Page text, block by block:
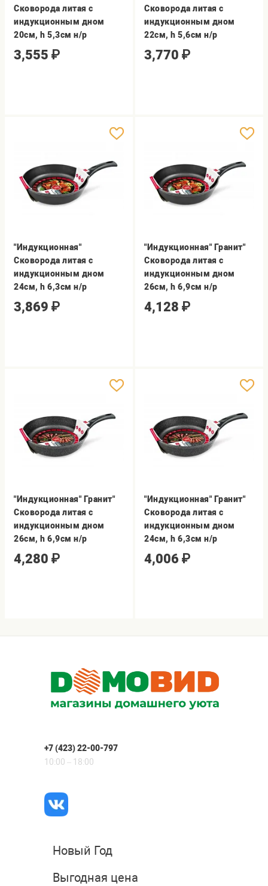
Сковорода литая с
индукционным дном
20см, h 5,3см н/р
3,555 ₽
Сковорода литая с
индукционным дном
22см, h 5,6см н/р
3,770 ₽
"Индукционная"
Сковорода литая с
индукционным дном
24см, h 6,3см н/р
3,869 ₽
"Индукционная" Гранит"
Сковорода литая с
индукционным дном
26см, h 6,9см н/р
4,128 ₽
"Индукционная" Гранит"
Сковорода литая с
индукционным дном
26см, h 6,9см н/р
4,280 ₽
"Индукционная" Гранит"
Сковорода литая с
индукционным дном
24см, h 6,3см н/р
4,006 ₽
+7 (423) 22-00-797
10:00 – 18:00
Новый Год
Выгодная цена